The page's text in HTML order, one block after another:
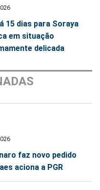
15 dias para Soraya
em situação
delicada
faz novo pedido
aciona a PGR